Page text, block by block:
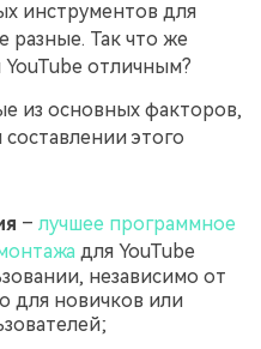
инструментов для
разные. Так что же
отличным?
из основных факторов,
этого
– лучшее программное
для YouTube
независимо от
для новичков или